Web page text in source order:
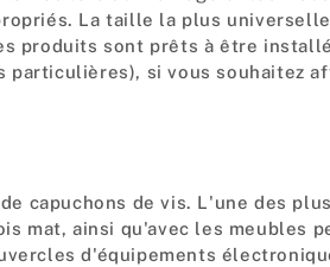
La taille la plus
produits sont prêts à être
particulières), si vous souhaitez
capuchons de vis. L'une des
mat, ainsi qu'avec les meubles
d'équipements